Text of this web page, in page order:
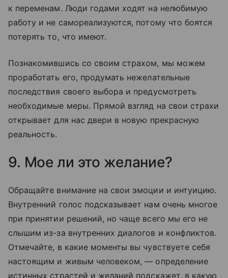
к переменам. Люди годами ходят на нелюбимую
работу и не самореализуются, потому что боятся
потерять то, что имеют.
Познакомившись со своим страхом, мы можем
проработать его, продумать нежелательные
последствия своего выбора и предусмотреть
необходимые меры. Прямой взгляд на свои страхи
открывает для нас двери в новую прекрасную
реальность.
9. Мое ли это желание?
Обращайте внимание на свои эмоции и интуицию.
Внутренний голос подсказывает нам очень многое
при принятии решений, но чаще всего мы его не
слышим из-за внутренних диалогов и конфликтов.
Отмечайте, в какие моменты вы чувствуете себя
настоящим и живым человеком, — определение
истинных страстей и желаний подскажет, в какую